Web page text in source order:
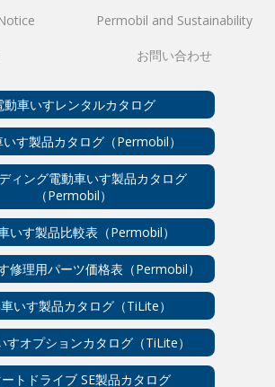
Permobil and Sustainability
お問い合わせ
動車いすレンタルカタログ
す製品カタログ（Permobil）
ィング電動車いす製品カタログ
（Permobil）
いす製品比較表（Permobil）
修理用パーツ価格表（Permobil）
いす製品カタログ（TiLite）
すオプションカタログ（TiLite）
トドライブ SE製品カタログ